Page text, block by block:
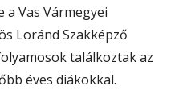
Vas Vármegyei
Loránd Szakképző
találkoztak az
éves diákokkal.